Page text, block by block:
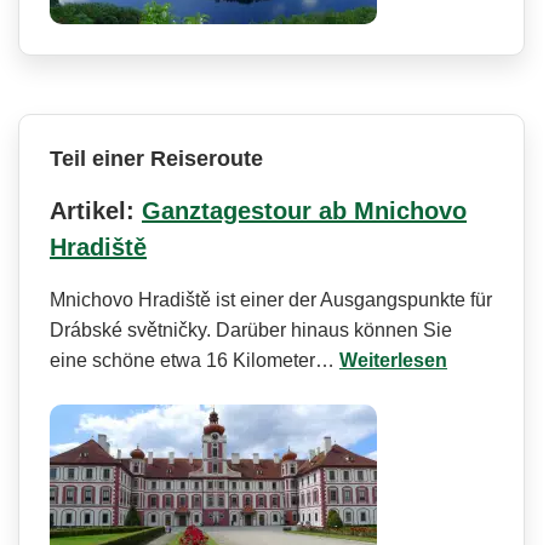
Teil einer Reiseroute
Artikel: Ganztagestour ab Mnichovo
Hradiště
Mnichovo Hradiště ist einer der Ausgangspunkte für
Drábské světničky. Darüber hinaus können Sie
eine schöne etwa 16 Kilometer… Weiterlesen